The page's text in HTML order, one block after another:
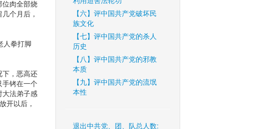
位肉全部烧
个月后，
人拳打脚
下，恶高还
铐在一个
大法弟子感
开以后，
【六】评中国共产党破坏民
族文化
【七】评中国共产党的杀人
历史
【八】评中国共产党的邪教
本质
【九】评中国共产党的流氓
本性
退出中共党、团、队总人数: